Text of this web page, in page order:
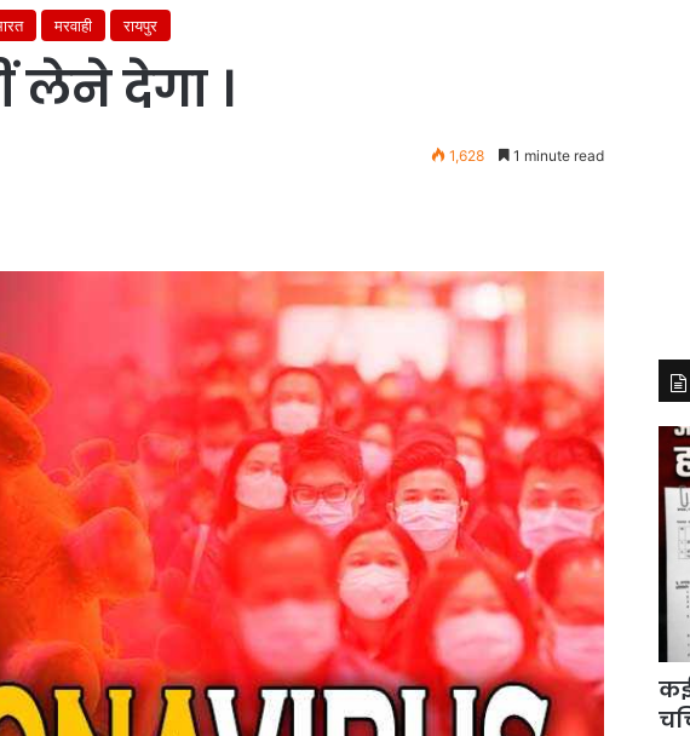
मरवाही रायपुर
लेने देगा ।
1,628 1 minute read